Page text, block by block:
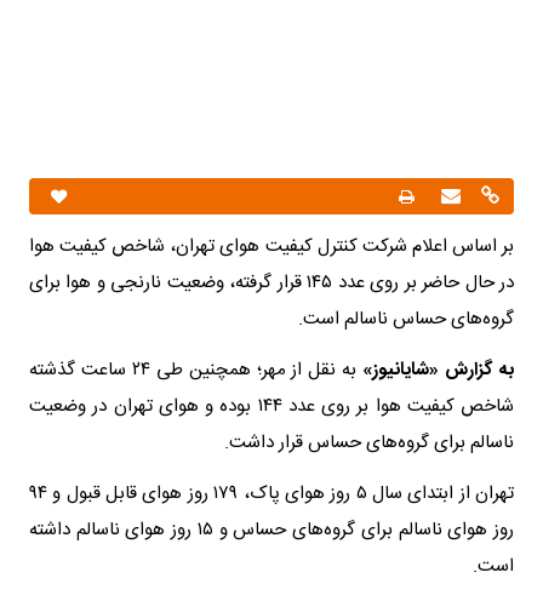
بر اساس اعلام شرکت کنترل کیفیت هوای تهران، شاخص کیفیت هوا
در حال حاضر بر روی عدد ۱۴۵ قرار گرفته، وضعیت نارنجی و هوا برای
گروه‌های حساس ناسالم است.
به گزارش «شایانیوز»
به نقل از مهر؛ همچنین طی ۲۴ ساعت گذشته
شاخص کیفیت هوا بر روی عدد ۱۴۴ بوده و هوای تهران در وضعیت
ناسالم برای گروه‌های حساس قرار داشت.
تهران از ابتدای سال ۵ روز هوای پاک، ۱۷۹ روز هوای قابل قبول و ۹۴
روز هوای ناسالم برای گروه‌های حساس و ۱۵ روز هوای ناسالم داشته
است.